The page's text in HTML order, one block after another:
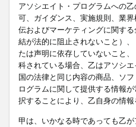
アソシエイト・プログラムへの
可、ガイダンス、実施規則、業
伝およびマーケティングに関す
結が法的に阻止されないこと）
たは声明に依存していないこと
科されている場合、乙はアソシ
国の法律と同じ内容の商品、ソ
ログラムに関して提供する情報
択することにより、乙自身の情報
甲は、いかなる時であっても乙